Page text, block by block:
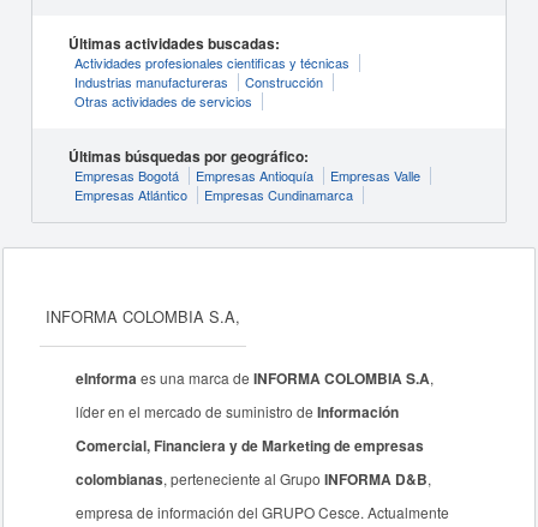
Últimas actividades buscadas:
Actividades profesionales cientificas y técnicas
Industrias manufactureras
Construcción
Otras actividades de servicios
Últimas búsquedas por geográfico:
Empresas Bogotá Empresas Antioquía
Empresas Valle
Empresas Atlántico
Empresas Cundinamarca
INFORMA COLOMBIA S.A,
eInformaes una marca deINFORMA COLOMBIA S.A,
líder en el mercado de suministro deInformación
Comercial, Financiera y de Marketing de empresas
colombianas, perteneciente al GrupoINFORMA D&B,
empresa de información del GRUPO Cesce. Actualmente